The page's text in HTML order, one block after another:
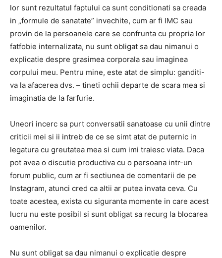
lor sunt rezultatul faptului ca sunt conditionati sa creada
in „formule de sanatate” invechite, cum ar fi IMC sau
provin de la persoanele care se confrunta cu propria lor
fatfobie internalizata, nu sunt obligat sa dau nimanui o
explicatie despre grasimea corporala sau imaginea
corpului meu. Pentru mine, este atat de simplu: ganditi-
va la afacerea dvs. – tineti ochii departe de scara mea si
imaginatia de la farfurie.
Uneori incerc sa purt conversatii sanatoase cu unii dintre
criticii mei si ii intreb de ce se simt atat de puternic in
legatura cu greutatea mea si cum imi traiesc viata. Daca
pot avea o discutie productiva cu o persoana intr-un
forum public, cum ar fi sectiunea de comentarii de pe
Instagram, atunci cred ca altii ar putea invata ceva. Cu
toate acestea, exista cu siguranta momente in care acest
lucru nu este posibil si sunt obligat sa recurg la blocarea
oamenilor.
Nu sunt obligat sa dau nimanui o explicatie despre